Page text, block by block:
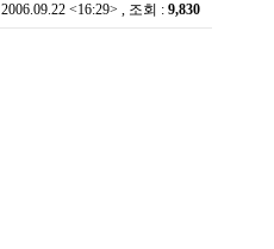
2006.09.22 <16:29> , 조회 : 9,830